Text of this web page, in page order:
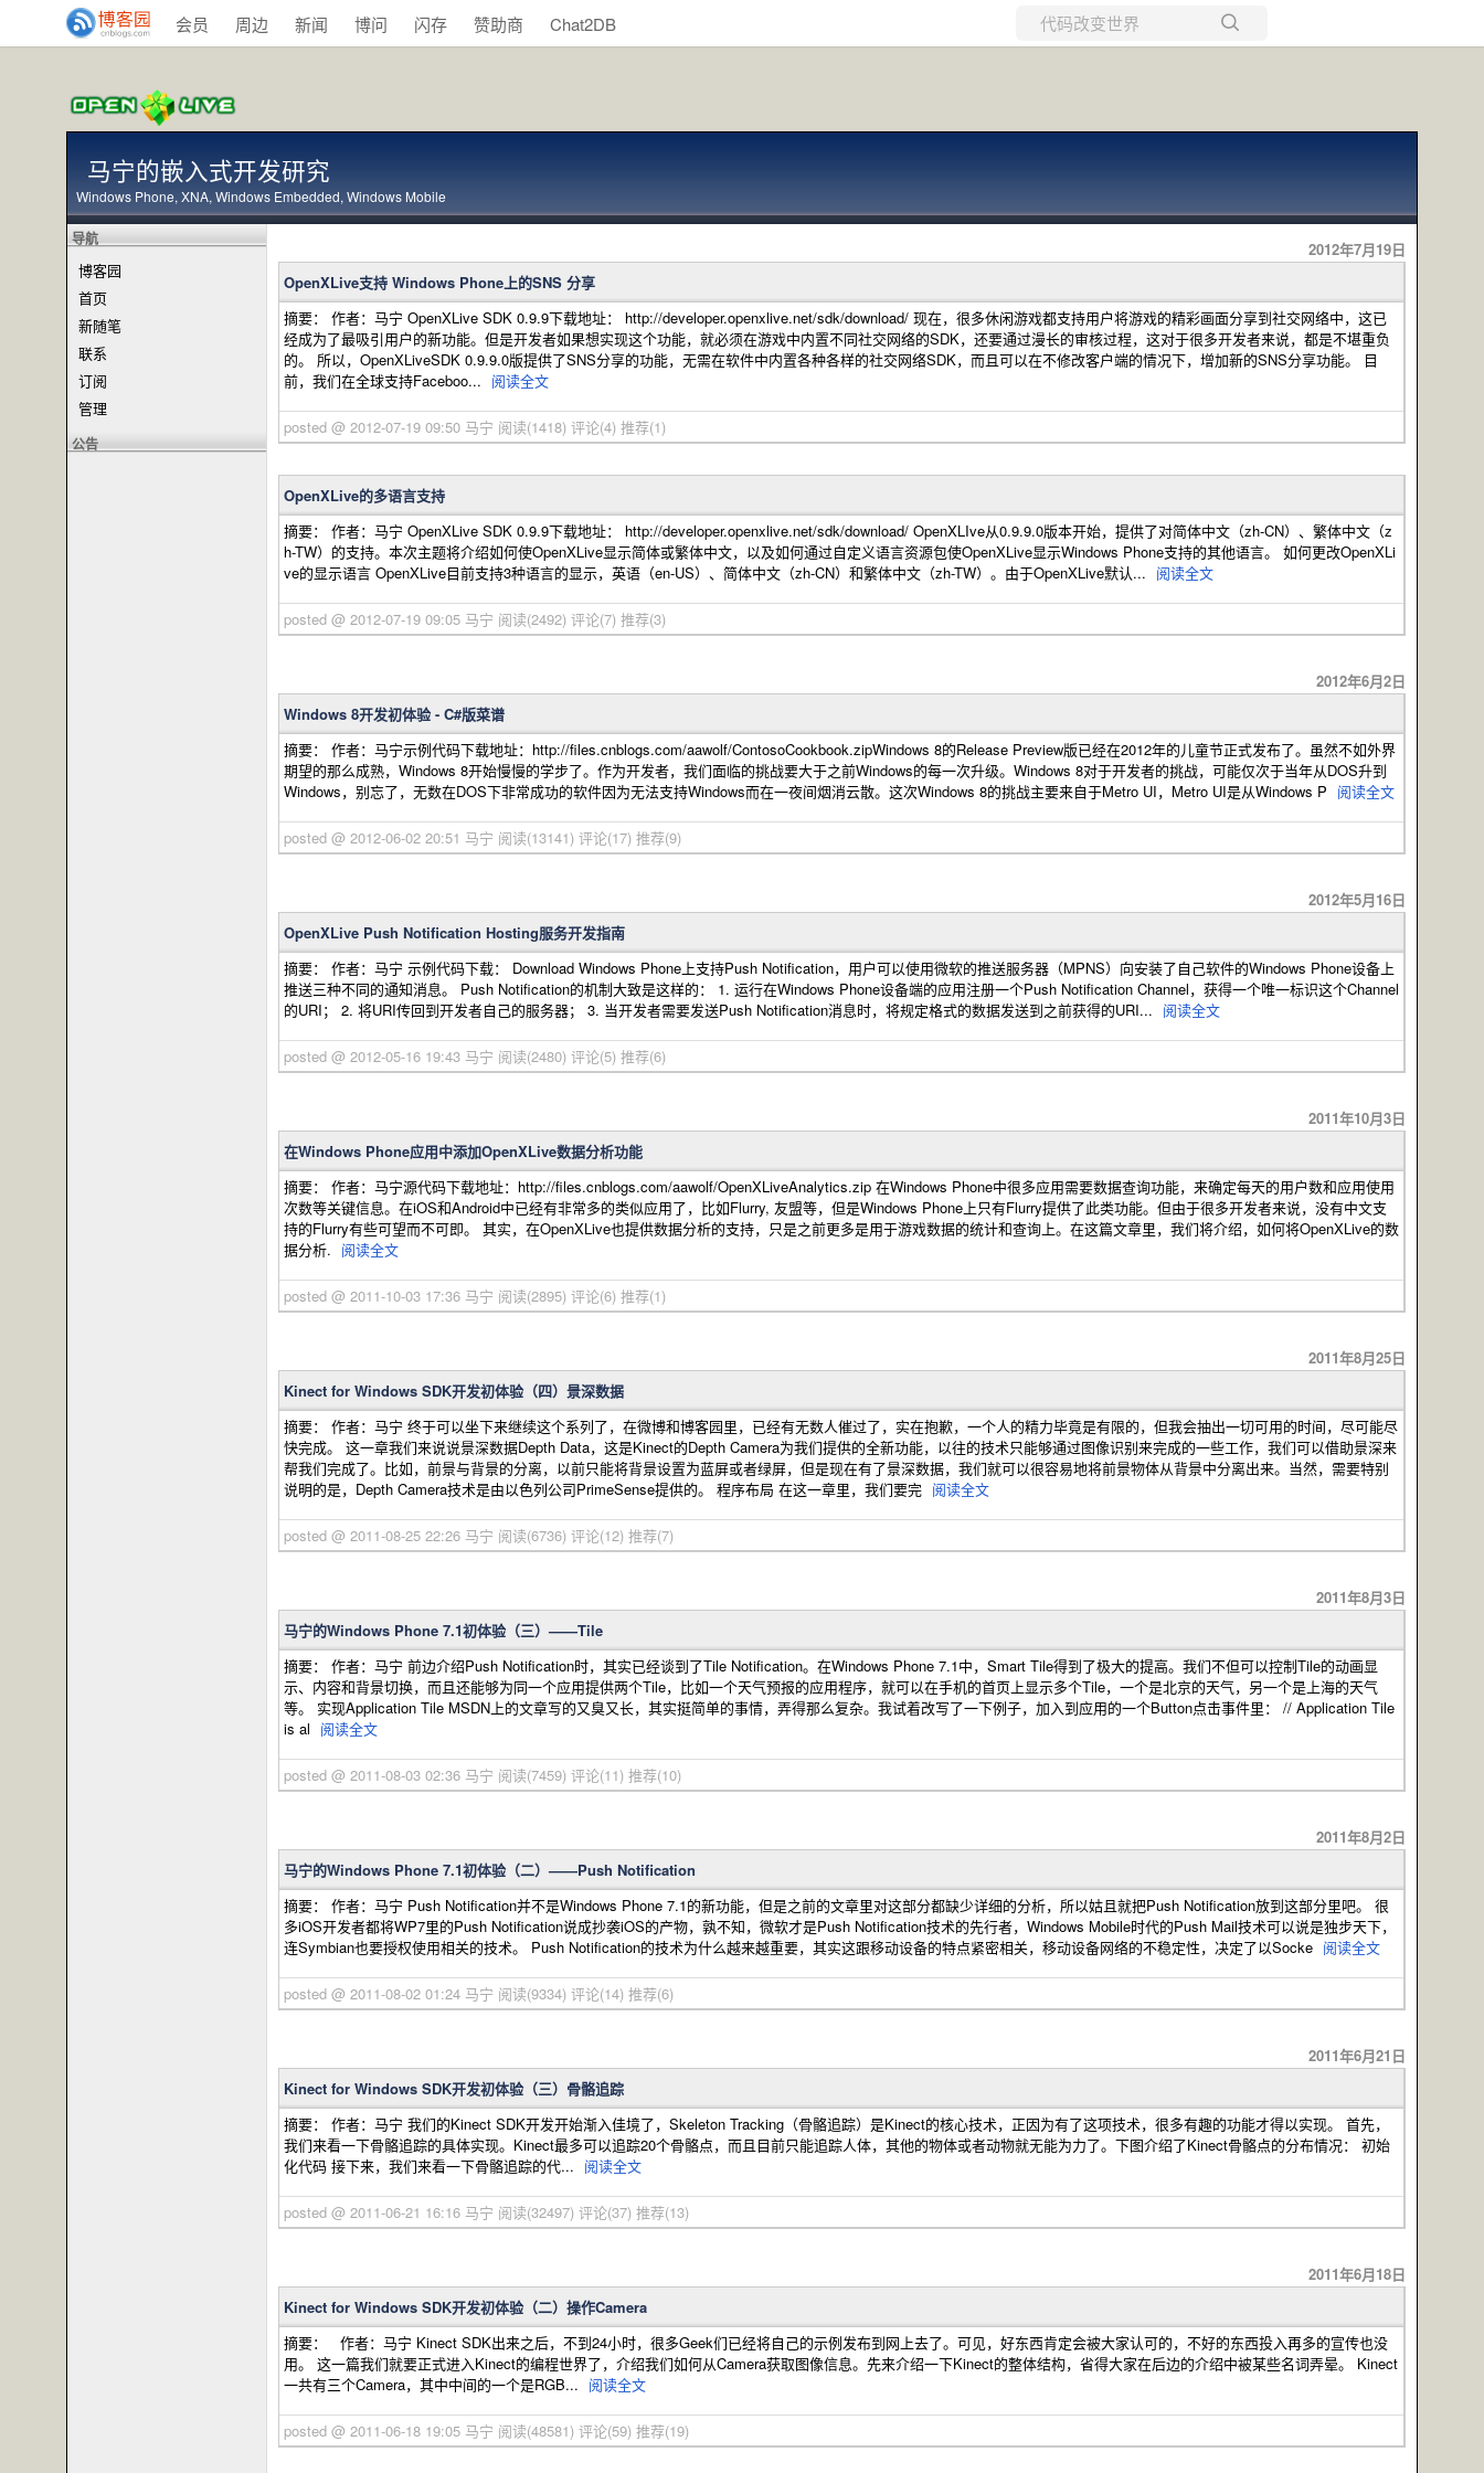
会员 周边 新闻 博问 闪存 赞助商 Chat2DB
马宁的嵌入式开发研究
Windows Phone, XNA, Windows Embedded, Windows Mobile
导航
博客园
首页
新随笔
联系
订阅
管理
公告
2012年7月19日
OpenXLive支持 Windows Phone上的SNS 分享
摘要： 作者：马宁 OpenXLive SDK 0.9.9下载地址： http://developer.openxlive.net/sdk/download/ 现在，很多休闲游戏都支持用户将游戏的精彩画面分享到社交网络中，这已
经成为了最吸引用户的新功能。但是开发者如果想实现这个功能，就必须在游戏中内置不同社交网络的SDK，还要通过漫长的审核过程，这对于很多开发者来说，都是不堪重负
的。 所以，OpenXLiveSDK 0.9.9.0版提供了SNS分享的功能，无需在软件中内置各种各样的社交网络SDK，而且可以在不修改客户端的情况下，增加新的SNS分享功能。 目
前，我们在全球支持Faceboo... 阅读全文
posted @ 2012-07-19 09:50 马宁 阅读(1418) 评论(4) 推荐(1)
OpenXLive的多语言支持
摘要： 作者：马宁 OpenXLive SDK 0.9.9下载地址： http://developer.openxlive.net/sdk/download/ OpenXLIve从0.9.9.0版本开始，提供了对简体中文（zh-CN）、繁体中文（z
h-TW）的支持。本次主题将介绍如何使OpenXLive显示简体或繁体中文，以及如何通过自定义语言资源包使OpenXLive显示Windows Phone支持的其他语言。 如何更改OpenXLi
ve的显示语言 OpenXLive目前支持3种语言的显示，英语（en-US）、简体中文（zh-CN）和繁体中文（zh-TW）。由于OpenXLive默认... 阅读全文
posted @ 2012-07-19 09:05 马宁 阅读(2492) 评论(7) 推荐(3)
2012年6月2日
Windows 8开发初体验 - C#版菜谱
摘要： 作者：马宁示例代码下载地址：http://files.cnblogs.com/aawolf/ContosoCookbook.zipWindows 8的Release Preview版已经在2012年的儿童节正式发布了。虽然不如外界
期望的那么成熟，Windows 8开始慢慢的学步了。作为开发者，我们面临的挑战要大于之前Windows的每一次升级。Windows 8对于开发者的挑战，可能仅次于当年从DOS升到
Windows，别忘了，无数在DOS下非常成功的软件因为无法支持Windows而在一夜间烟消云散。这次Windows 8的挑战主要来自于Metro UI，Metro UI是从Windows P 阅读全文
posted @ 2012-06-02 20:51 马宁 阅读(13141) 评论(17) 推荐(9)
2012年5月16日
OpenXLive Push Notification Hosting服务开发指南
摘要： 作者：马宁 示例代码下载： Download Windows Phone上支持Push Notification，用户可以使用微软的推送服务器（MPNS）向安装了自己软件的Windows Phone设备上
推送三种不同的通知消息。 Push Notification的机制大致是这样的： 1. 运行在Windows Phone设备端的应用注册一个Push Notification Channel，获得一个唯一标识这个Channel
的URI； 2. 将URI传回到开发者自己的服务器； 3. 当开发者需要发送Push Notification消息时，将规定格式的数据发送到之前获得的URI... 阅读全文
posted @ 2012-05-16 19:43 马宁 阅读(2480) 评论(5) 推荐(6)
2011年10月3日
在Windows Phone应用中添加OpenXLive数据分析功能
摘要： 作者：马宁源代码下载地址：http://files.cnblogs.com/aawolf/OpenXLiveAnalytics.zip 在Windows Phone中很多应用需要数据查询功能，来确定每天的用户数和应用使用
次数等关键信息。在iOS和Android中已经有非常多的类似应用了，比如Flurry, 友盟等，但是Windows Phone上只有Flurry提供了此类功能。但由于很多开发者来说，没有中文支
持的Flurry有些可望而不可即。 其实，在OpenXLive也提供数据分析的支持，只是之前更多是用于游戏数据的统计和查询上。在这篇文章里，我们将介绍，如何将OpenXLive的数
据分析. 阅读全文
posted @ 2011-10-03 17:36 马宁 阅读(2895) 评论(6) 推荐(1)
2011年8月25日
Kinect for Windows SDK开发初体验（四）景深数据
摘要： 作者：马宁 终于可以坐下来继续这个系列了，在微博和博客园里，已经有无数人催过了，实在抱歉，一个人的精力毕竟是有限的，但我会抽出一切可用的时间，尽可能尽
快完成。 这一章我们来说说景深数据Depth Data，这是Kinect的Depth Camera为我们提供的全新功能，以往的技术只能够通过图像识别来完成的一些工作，我们可以借助景深来
帮我们完成了。比如，前景与背景的分离，以前只能将背景设置为蓝屏或者绿屏，但是现在有了景深数据，我们就可以很容易地将前景物体从背景中分离出来。当然，需要特别
说明的是，Depth Camera技术是由以色列公司PrimeSense提供的。 程序布局 在这一章里，我们要完 阅读全文
posted @ 2011-08-25 22:26 马宁 阅读(6736) 评论(12) 推荐(7)
2011年8月3日
马宁的Windows Phone 7.1初体验（三）——Tile
摘要： 作者：马宁 前边介绍Push Notification时，其实已经谈到了Tile Notification。在Windows Phone 7.1中，Smart Tile得到了极大的提高。我们不但可以控制Tile的动画显
示、内容和背景切换，而且还能够为同一个应用提供两个Tile，比如一个天气预报的应用程序，就可以在手机的首页上显示多个Tile，一个是北京的天气，另一个是上海的天气
等。 实现Application Tile MSDN上的文章写的又臭又长，其实挺简单的事情，弄得那么复杂。我试着改写了一下例子，加入到应用的一个Button点击事件里： // Application Tile
is al 阅读全文
posted @ 2011-08-03 02:36 马宁 阅读(7459) 评论(11) 推荐(10)
2011年8月2日
马宁的Windows Phone 7.1初体验（二）——Push Notification
摘要： 作者：马宁 Push Notification并不是Windows Phone 7.1的新功能，但是之前的文章里对这部分都缺少详细的分析，所以姑且就把Push Notification放到这部分里吧。 很
多iOS开发者都将WP7里的Push Notification说成抄袭iOS的产物，孰不知，微软才是Push Notification技术的先行者，Windows Mobile时代的Push Mail技术可以说是独步天下，
连Symbian也要授权使用相关的技术。 Push Notification的技术为什么越来越重要，其实这跟移动设备的特点紧密相关，移动设备网络的不稳定性，决定了以Socke 阅读全文
posted @ 2011-08-02 01:24 马宁 阅读(9334) 评论(14) 推荐(6)
2011年6月21日
Kinect for Windows SDK开发初体验（三）骨骼追踪
摘要： 作者：马宁 我们的Kinect SDK开发开始渐入佳境了，Skeleton Tracking（骨骼追踪）是Kinect的核心技术，正因为有了这项技术，很多有趣的功能才得以实现。 首先，
我们来看一下骨骼追踪的具体实现。Kinect最多可以追踪20个骨骼点，而且目前只能追踪人体，其他的物体或者动物就无能为力了。下图介绍了Kinect骨骼点的分布情况： 初始
化代码 接下来，我们来看一下骨骼追踪的代... 阅读全文
posted @ 2011-06-21 16:16 马宁 阅读(32497) 评论(37) 推荐(13)
2011年6月18日
Kinect for Windows SDK开发初体验（二）操作Camera
摘要： 作者：马宁 Kinect SDK出来之后，不到24小时，很多Geek们已经将自己的示例发布到网上去了。可见，好东西肯定会被大家认可的，不好的东西投入再多的宣传也没
用。 这一篇我们就要正式进入Kinect的编程世界了，介绍我们如何从Camera获取图像信息。先来介绍一下Kinect的整体结构，省得大家在后边的介绍中被某些名词弄晕。 Kinect
一共有三个Camera，其中中间的一个是RGB... 阅读全文
posted @ 2011-06-18 19:05 马宁 阅读(48581) 评论(59) 推荐(19)